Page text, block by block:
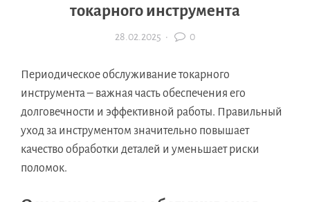
токарного инструмента
28.02.2025 · 0
Периодическое обслуживание токарного
инструмента – важная часть обеспечения его
долговечности и эффективной работы. Правильный
уход за инструментом значительно повышает
качество обработки деталей и уменьшает риски
поломок.